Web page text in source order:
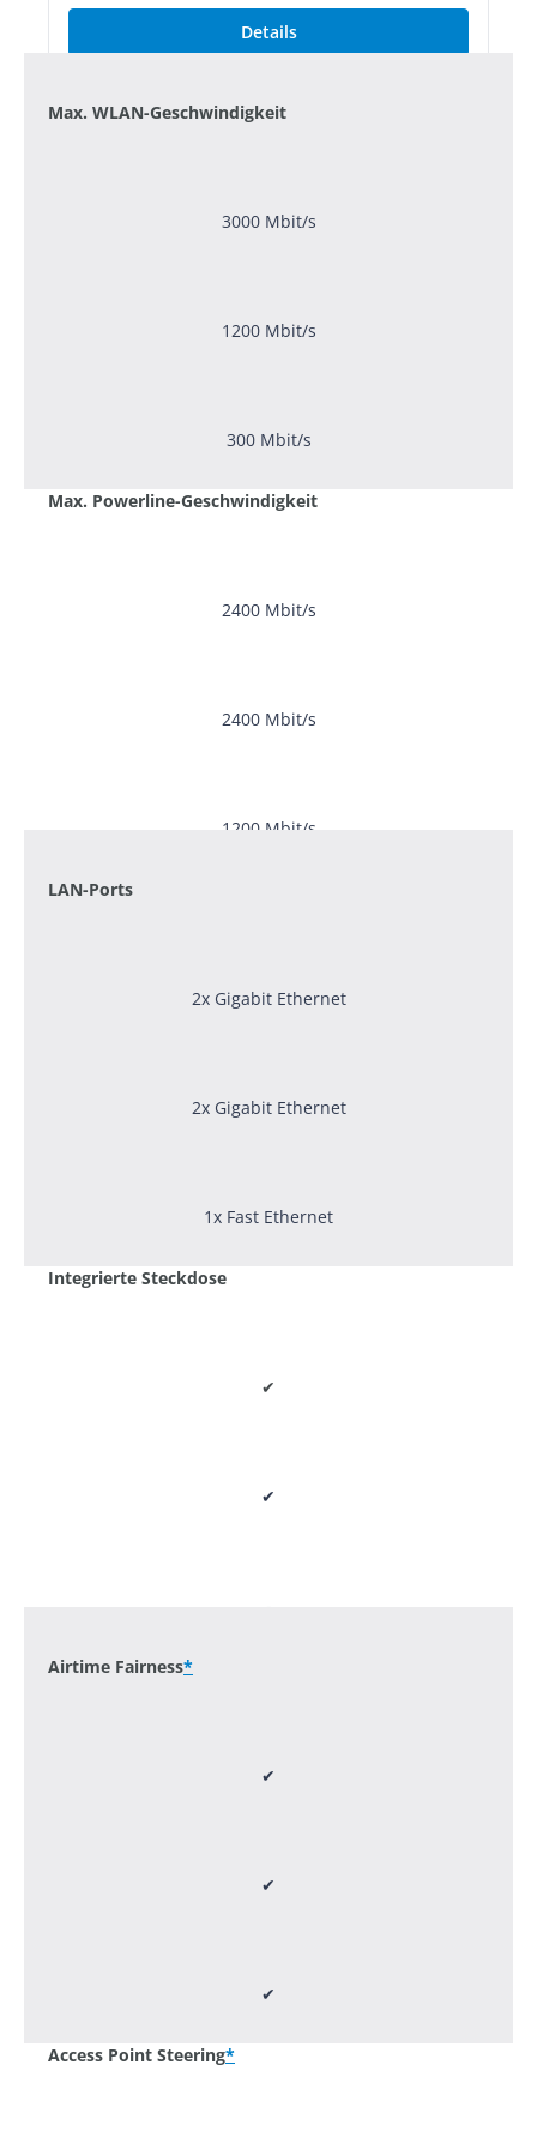
Details
Max. WLAN-Geschwindigkeit
3000 Mbit/s
1200 Mbit/s
300 Mbit/s
Max. Powerline-Geschwindigkeit
2400 Mbit/s
2400 Mbit/s
1200 Mbit/s
LAN-Ports
2x Gigabit Ethernet
2x Gigabit Ethernet
1x Fast Ethernet
Integrierte Steckdose
✔
✔
Airtime Fairness*
✔
✔
✔
Access Point Steering*